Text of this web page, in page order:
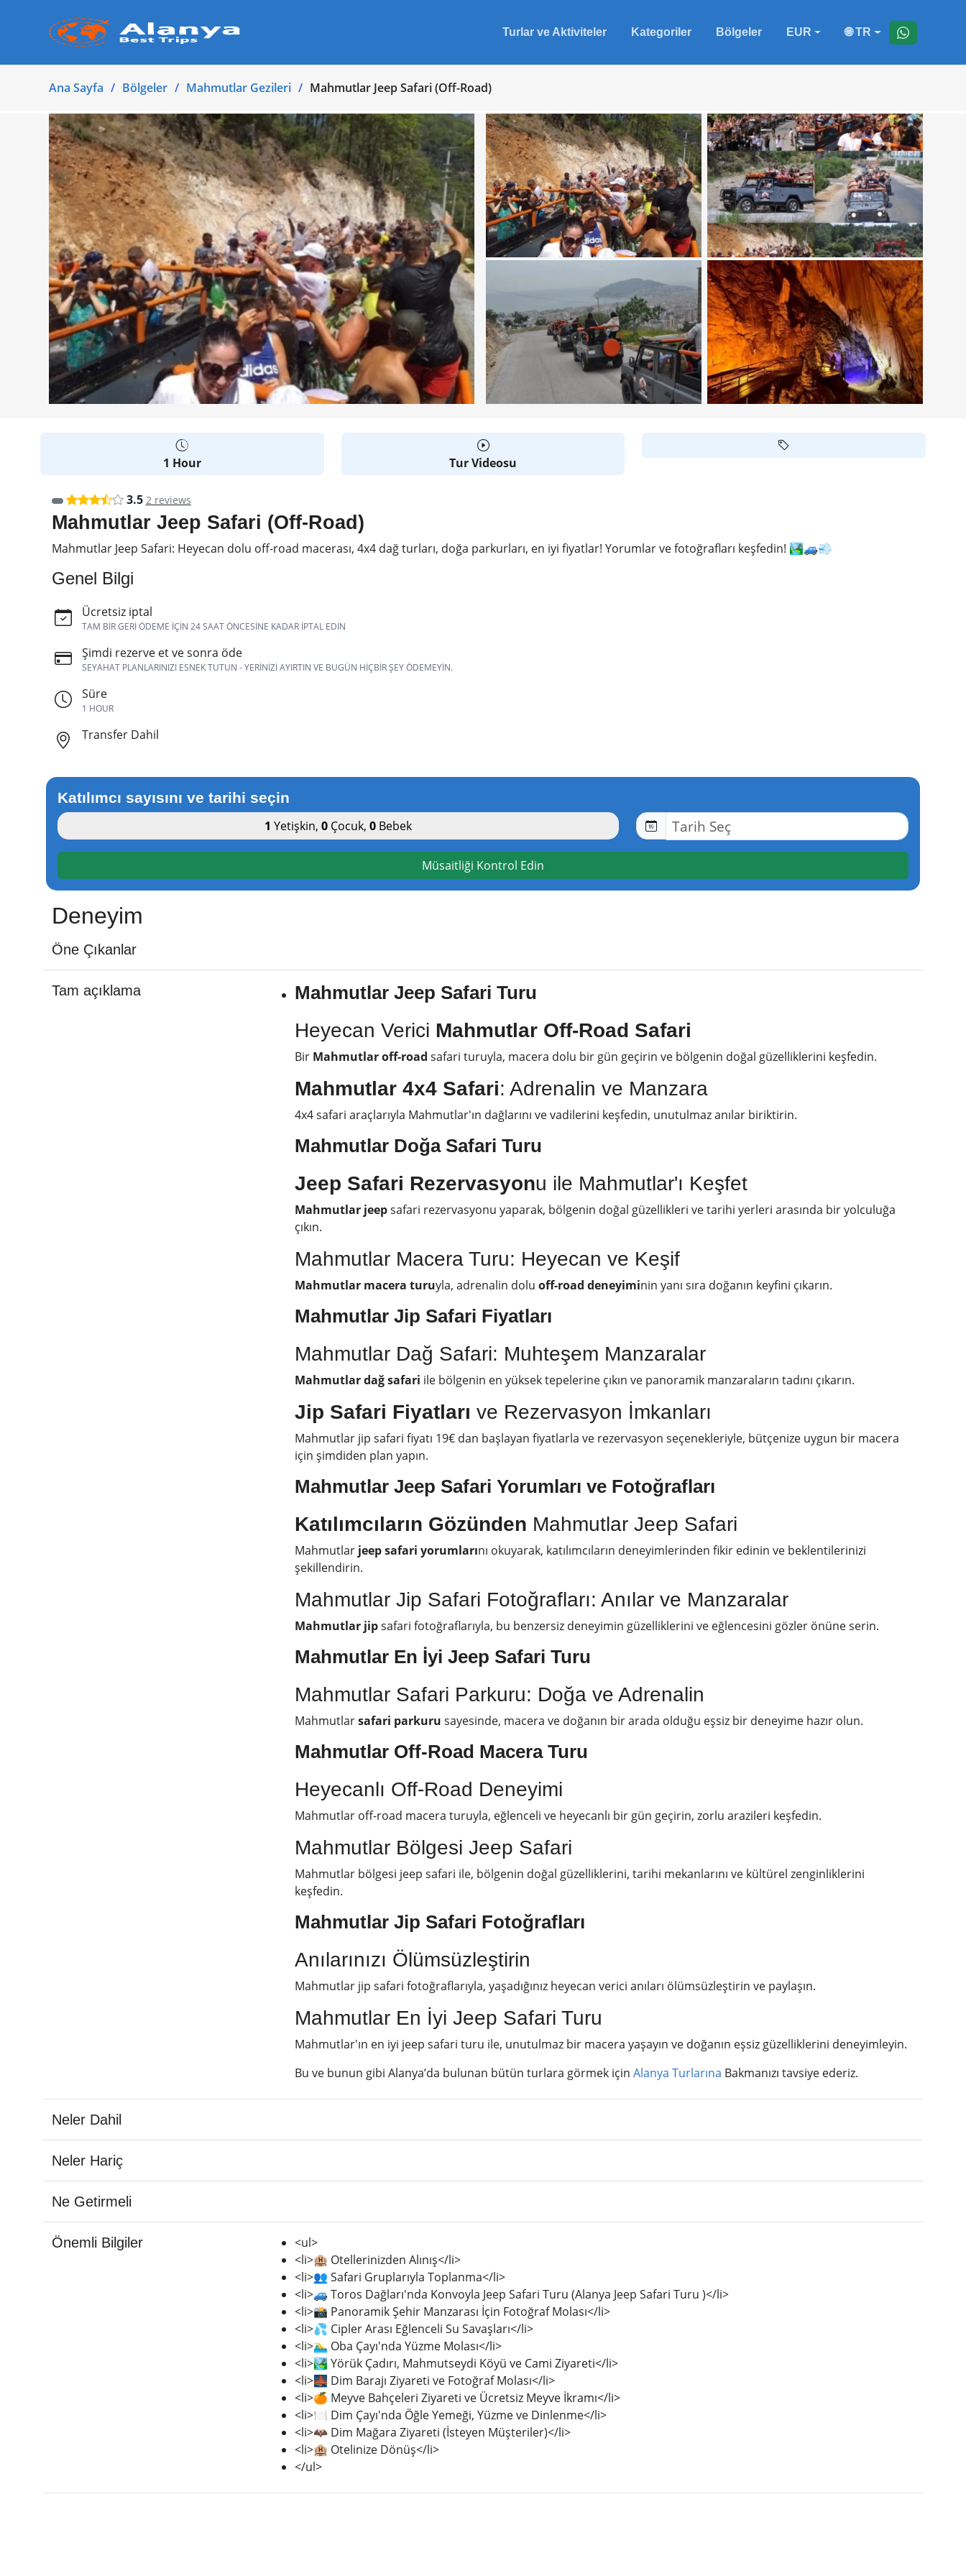
Turlar ve Aktiviteler Kategoriler Bölgeler EUR 🌐 TR
Ana Sayfa Bölgeler Mahmutlar Gezileri Mahmutlar Jeep Safari (Off-Road)
1 Hour Tur Videosu
3.5 2 reviews
Mahmutlar Jeep Safari (Off-Road)
Mahmutlar Jeep Safari: Heyecan dolu off-road macerası, 4x4 dağ turları, doğa parkurları, en iyi fiyatlar! Yorumlar ve fotoğrafları keşfedin! 🏞️🚙💨
Genel Bilgi
Ücretsiz iptal
TAM BIR GERI ÖDEME IÇIN 24 SAAT ÖNCESINE KADAR IPTAL EDIN
Şimdi rezerve et ve sonra öde
SEYAHAT PLANLARINIZI ESNEK TUTUN - YERINIZI AYIRTIN VE BUGÜN HIÇBIR ŞEY ÖDEMEYIN.
Süre
1 HOUR
Transfer Dahil
Katılımcı sayısını ve tarihi seçin
1 Yetişkin,0 Çocuk,0 Bebek
Müsaitliği Kontrol Edin
Deneyim
Öne Çıkanlar
Tam açıklama Mahmutlar Jeep Safari Turu
Heyecan Verici Mahmutlar Off-Road Safari
Bir Mahmutlar off-road safari turuyla, macera dolu bir gün geçirin ve bölgenin doğal güzelliklerini keşfedin.
Mahmutlar 4x4 Safari: Adrenalin ve Manzara
4x4 safari araçlarıyla Mahmutlar'ın dağlarını ve vadilerini keşfedin, unutulmaz anılar biriktirin.
Mahmutlar Doğa Safari Turu
Jeep Safari Rezervasyonu ile Mahmutlar'ı Keşfet
Mahmutlar jeepsafari rezervasyonu yaparak, bölgenin doğal güzellikleri ve tarihi yerleri arasında bir yolculuğa
çıkın.
Mahmutlar Macera Turu: Heyecan ve Keşif
Mahmutlar macera turuyla, adrenalin dolu off-road deneyiminin yanı sıra doğanın keyfini çıkarın.
Mahmutlar Jip Safari Fiyatları
Mahmutlar Dağ Safari: Muhteşem Manzaralar
Mahmutlar dağ safari ile bölgenin en yüksek tepelerine çıkın ve panoramik manzaraların tadını çıkarın.
Jip Safari Fiyatları ve Rezervasyon İmkanları
Mahmutlar jip safari fiyatı 19€ dan başlayan fiyatlarla ve rezervasyon seçenekleriyle, bütçenize uygun bir macera
için şimdiden plan yapın.
Mahmutlar Jeep Safari Yorumları ve Fotoğrafları
Katılımcıların Gözünden Mahmutlar Jeep Safari
Mahmutlar jeep safari yorumlarını okuyarak, katılımcıların deneyimlerinden fikir edinin ve beklentilerinizi
şekillendirin.
Mahmutlar Jip Safari Fotoğrafları: Anılar ve Manzaralar
Mahmutlar jipsafari fotoğraflarıyla, bu benzersiz deneyimin güzelliklerini ve eğlencesini gözler önüne serin.
Mahmutlar En İyi Jeep Safari Turu
Mahmutlar Safari Parkuru: Doğa ve Adrenalin
Mahmutlarsafari parkuru sayesinde, macera ve doğanın bir arada olduğu eşsiz bir deneyime hazır olun.
Mahmutlar Off-Road Macera Turu
Heyecanlı Off-Road Deneyimi
Mahmutlar off-road macera turuyla, eğlenceli ve heyecanlı bir gün geçirin, zorlu arazileri keşfedin.
Mahmutlar Bölgesi Jeep Safari
Mahmutlar bölgesi jeep safari ile, bölgenin doğal güzelliklerini, tarihi mekanlarını ve kültürel zenginliklerini
keşfedin.
Mahmutlar Jip Safari Fotoğrafları
Anılarınızı Ölümsüzleştirin
Mahmutlar jip safari fotoğraflarıyla, yaşadığınız heyecan verici anıları ölümsüzleştirin ve paylaşın.
Mahmutlar En İyi Jeep Safari Turu
Mahmutlar'ın en iyi jeep safari turu ile, unutulmaz bir macera yaşayın ve doğanın eşsiz güzelliklerini deneyimleyin.
Bu ve bunun gibi Alanya’da bulunan bütün turlara görmek için Alanya Turlarına Bakmanızı tavsiye ederiz.
Neler Dahil
Neler Hariç
Ne Getirmeli
Önemli Bilgiler
<ul>
<li>🏨 Otellerinizden Alınış</li>
<li>👥 Safari Gruplarıyla Toplanma</li>
<li>🚙 Toros Dağları'nda Konvoyla Jeep Safari Turu (Alanya Jeep Safari Turu )</li>
<li>📸 Panoramik Şehir Manzarası İçin Fotoğraf Molası</li>
<li>💦 Cipler Arası Eğlenceli Su Savaşları</li>
<li>🏊‍♂️ Oba Çayı'nda Yüzme Molası</li>
<li>🏞️ Yörük Çadırı, Mahmutseydi Köyü ve Cami Ziyareti</li>
<li>🌉 Dim Barajı Ziyareti ve Fotoğraf Molası</li>
<li>🍊 Meyve Bahçeleri Ziyareti ve Ücretsiz Meyve İkramı</li>
<li>🍽️ Dim Çayı'nda Öğle Yemeği, Yüzme ve Dinlenme</li>
<li>🦇 Dim Mağara Ziyareti (İsteyen Müşteriler)</li>
<li>🏨 Otelinize Dönüş</li>
</ul>